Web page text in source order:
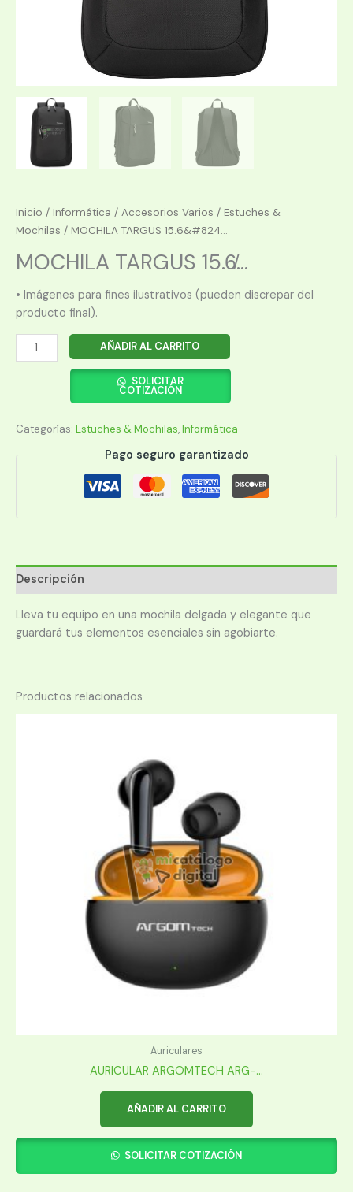
Inicio / Informática / Accesorios Varios / Estuches &
Mochilas / MOCHILA TARGUS 15.6&#824...
MOCHILA TARGUS 15.6̸...
• Imágenes para fines ilustrativos (pueden discrepar del
producto final).
MOCHILA
TARGUS
INTELLECT
ESSENTIALS
AÑADIR AL CARRITO
SOLICITAR
COTIZACIÓN
Categorías: Estuches & Mochilas,Informática
Pago seguro garantizado
Descripción
Lleva tu equipo en una mochila delgada y elegante que
guardará tus elementos esenciales sin agobiarte.
Productos relacionados
Auriculares
AURICULAR ARGOMTECH ARG-...
AÑADIR AL CARRITO
SOLICITAR COTIZACIÓN